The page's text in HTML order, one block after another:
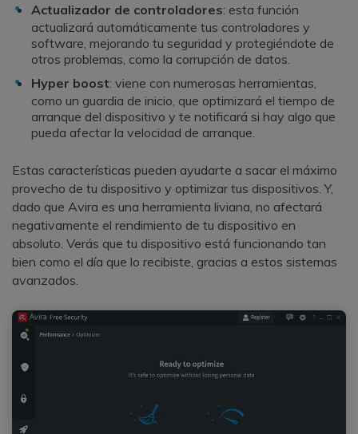
Actualizador de controladores: esta función
actualizará automáticamente tus controladores y
software, mejorando tu seguridad y protegiéndote de
otros problemas, como la corrupción de datos.
Hyper boost: viene con numerosas herramientas,
como un guardia de inicio, que optimizará el tiempo de
arranque del dispositivo y te notificará si hay algo que
pueda afectar la velocidad de arranque.
Estas características pueden ayudarte a sacar el máximo
provecho de tu dispositivo y optimizar tus dispositivos. Y,
dado que Avira es una herramienta liviana, no afectará
negativamente el rendimiento de tu dispositivo en
absoluto. Verás que tu dispositivo está funcionando tan
bien como el día que lo recibiste, gracias a estos sistemas
avanzados.